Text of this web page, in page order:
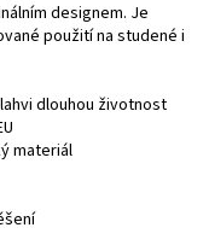
designem. Je
použití na studené i
dlouhou životnost
materiál